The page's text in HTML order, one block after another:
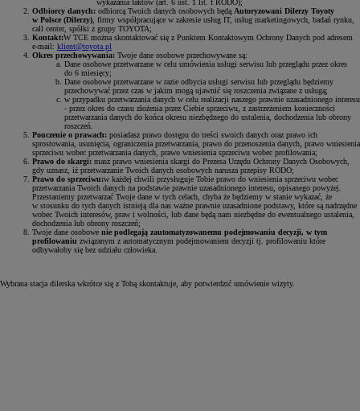
wykazania faktów (art. 6 ust. 1 lit. f RODO);
Odbiorcy danych: odbiorcą Twoich danych osobowych będą Autoryzowani Dilerzy Toyoty
w Polsce (Dilerzy) , firmy współpracujące w zakresie usług IT, usług marketingowych, badań rynku,
call center, spółki z grupy TOYOTA;
Kontakt:W TCE można skontaktować się z Punktem Kontaktowym Ochrony Danych pod adresem
e-mail: klient@toyota.pl
Okres przechowywania: Twoje dane osobowe przechowywane są:
Dane osobowe przetwarzane w celu umówienia usługi serwisu lub przeglądu przez okres
do 6 miesięcy;
Dane osobowe przetwarzane w razie odbycia usługi serwisu lub przeglądu będziemy
przechowywać przez czas w jakim mogą ujawnić się roszczenia związane z usługą;
w przypadku przetwarzania danych w celu realizacji naszego prawnie uzasadnionego interesu
- przez okres do czasu złożenia przez Ciebie sprzeciwu, z zastrzeżeniem konieczności
przetwarzania danych do końca okresu niezbędnego do ustalenia, dochodzenia lub obrony
roszczeń.
Pouczenie o prawach: posiadasz prawo dostępu do treści swoich danych oraz prawo ich
sprostowania, usunięcia, ograniczenia przetwarzania, prawo do przenoszenia danych, prawo wniesienia
sprzeciwu wobec przetwarzania danych, prawo wniesienia sprzeciwu wobec profilowania;
Prawo do skargi: masz prawo wniesienia skargi do Prezesa Urzędu Ochrony Danych Osobowych,
gdy uznasz, iż przetwarzanie Twoich danych osobowych narusza przepisy RODO;
Prawo do sprzeciwu:w każdej chwili przysługuje Tobie prawo do wniesienia sprzeciwu wobec
przetwarzania Twoich danych na podstawie prawnie uzasadnionego interesu, opisanego powyżej.
Przestaniemy przetwarzać Twoje dane w tych celach, chyba że będziemy w stanie wykazać, że
w stosunku do tych danych istnieją dla nas ważne prawnie uzasadnione podstawy, które są nadrzędne
wobec Twoich interesów, praw i wolności, lub dane będą nam niezbędne do ewentualnego ustalenia,
dochodzenia lub obrony roszczeń;
Twoje dane osobowe nie podlegają zautomatyzowanemu podejmowaniu decyzji, w tym
profilowaniu związanym z automatycznym podejmowaniem decyzji tj. profilowaniu które
odbywałoby się bez udziału człowieka.
Wybrana stacja dilerska wkrótce się z Tobą skontaktuje, aby potwierdzić umówienie wizyty.